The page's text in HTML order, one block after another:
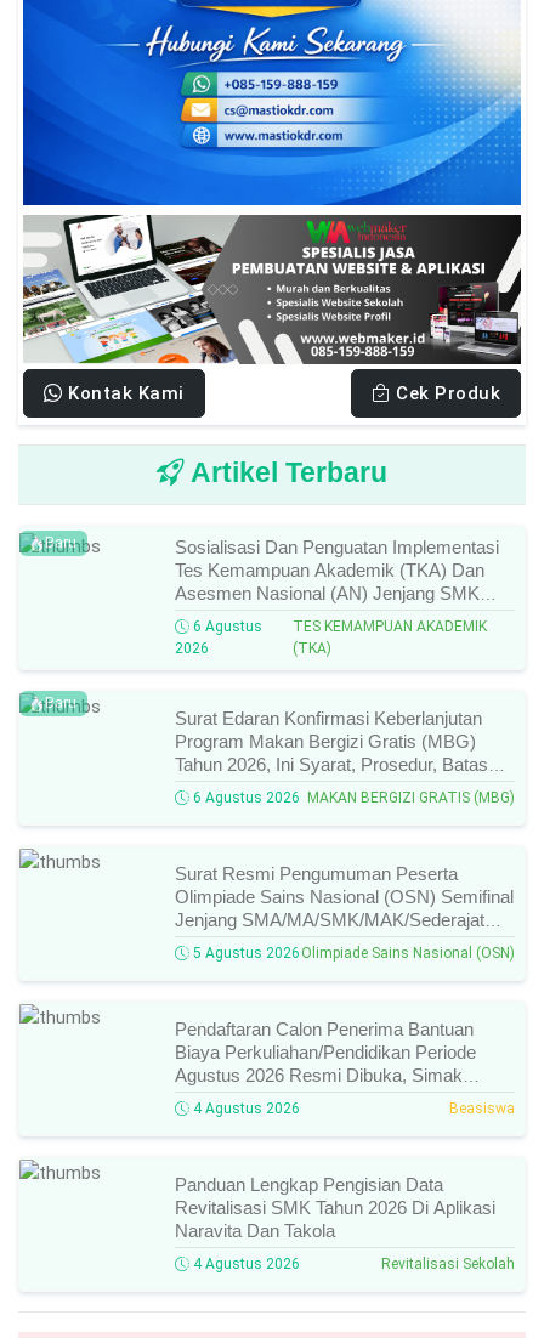
Kontak Kami Cek Produk
Artikel Terbaru
Baru
Sosialisasi Dan Penguatan Implementasi
Tes Kemampuan Akademik (TKA) Dan
Asesmen Nasional (AN) Jenjang SMK
Tahun 2026, Ini Jadwal, Materi, Dan Link
Mengikutinya!
6 Agustus
2026
TES KEMAMPUAN AKADEMIK
(TKA)
Baru
Surat Edaran Konfirmasi Keberlanjutan
Program Makan Bergizi Gratis (MBG)
Tahun 2026, Ini Syarat, Prosedur, Batas
Waktu, Dan Cara Konfirmasinya!
6 Agustus 2026 MAKAN BERGIZI GRATIS (MBG)
Surat Resmi Pengumuman Peserta
Olimpiade Sains Nasional (OSN) Semifinal
Jenjang SMA/MA/SMK/MAK/Sederajat
Tahun 2026, Cek Daftar Nama Lolos,
Bidang Lomba, Dan Jadwal Selanjutnya!
5 Agustus 2026 Olimpiade Sains Nasional (OSN)
Pendaftaran Calon Penerima Bantuan
Biaya Perkuliahan/Pendidikan Periode
Agustus 2026 Resmi Dibuka, Simak
Syarat Dan Jadwal Lengkapnya
4 Agustus 2026 Beasiswa
Panduan Lengkap Pengisian Data
Revitalisasi SMK Tahun 2026 Di Aplikasi
Naravita Dan Takola
4 Agustus 2026 Revitalisasi Sekolah